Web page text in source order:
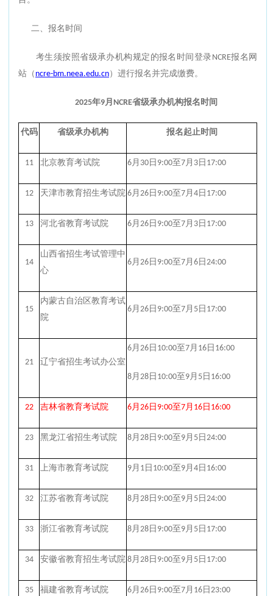
二、报名时间
考生须按照省级承办机构规定的报名时间登录NCRE报名网
站（ ncre-bm.neea.edu.cn）进行报名并完成缴费。
2025年9月NCRE省级承办机构报名时间
代码 省级承办机构 报名起止时间
11 北京教育考试院 6月30日9:00至7月3日17:00
12 天津市教育招生考试院 6月26日9:00至7月4日17:00
13 河北省教育考试院 6月26日9:00至7月3日17:00
14
山西省招生考试管理中
心
6月26日9:00至7月6日24:00
15
内蒙古自治区教育考试
院
6月26日9:00至7月5日17:00
21 辽宁省招生考试办公室
6月26日10:00至7月16日16:00
8月28日10:00至9月5日16:00
22 吉林省教育考试院 6月26日9:00至7月16日16:00
23 黑龙江省招生考试院 8月28日9:00至9月5日24:00
31 上海市教育考试院 9月1日10:00至9月4日16:00
32 江苏省教育考试院 8月28日9:00至9月5日24:00
33 浙江省教育考试院 8月28日9:00至9月5日17:00
34 安徽省教育招生考试院 8月28日9:00至9月5日17:00
35 福建省教育考试院 6月26日9:00至7月16日23:00